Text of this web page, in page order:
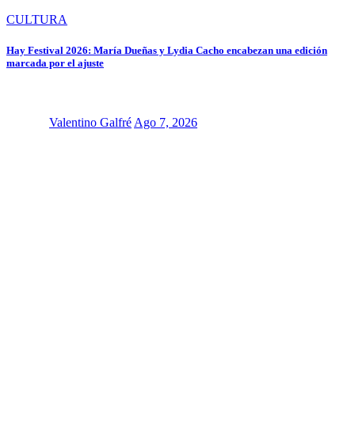
CULTURA
Hay Festival 2026: María Dueñas y Lydia Cacho encabezan una edición
marcada por el ajuste
Valentino Galfré Ago 7, 2026